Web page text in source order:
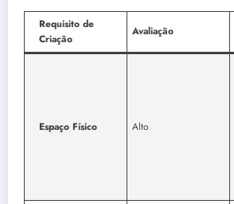
Requisito de
Criação
Avaliação
Espaço Físico Alto